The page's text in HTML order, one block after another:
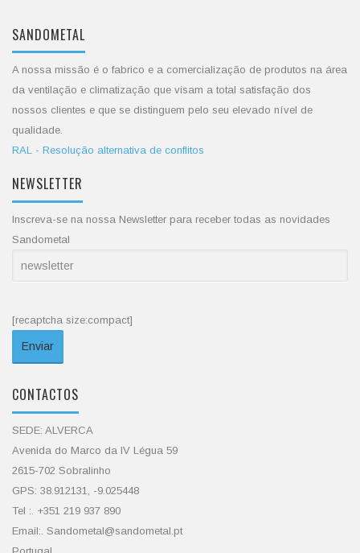
SANDOMETAL
A nossa missão é o fabrico e a comercialização de produtos na área
da ventilação e climatização que visam a total satisfação dos
nossos clientes e que se distinguem pelo seu elevado nível de
qualidade.
RAL - Resolução alternativa de conflitos
NEWSLETTER
Inscreva-se na nossa Newsletter para receber todas as novidades
Sandometal
[recaptcha size:compact]
CONTACTOS
SEDE: ALVERCA
Avenida do Marco da IV Légua 59
2615-702 Sobralinho
GPS: 38.912131, -9.025448
Tel :. +351 219 937 890
Email:. Sandometal@sandometal.pt